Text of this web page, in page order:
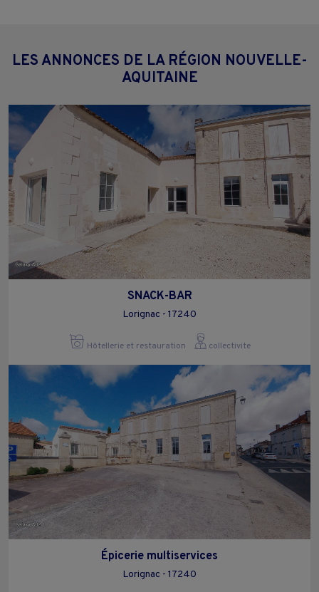
LES ANNONCES DE LA RÉGION NOUVELLE-
AQUITAINE
SNACK-BAR
Lorignac - 17240
Hôtellerie et restauration collectivite
Épicerie multiservices
Lorignac - 17240